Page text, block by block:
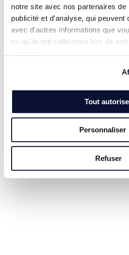
notre site avec nos partenaires
publicité et d'analyse, qui peuvent
avec d'autres informations que
ou qu'ils ont collectées lors de
Tout
Personnaliser
Refuser